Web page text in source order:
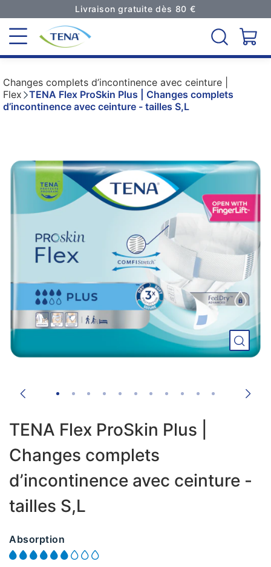
Livraison gratuite dès 80 €
Changes complets d’incontinence avec ceinture |
Flex
TENA Flex ProSkin Plus | Changes complets
d’incontinence avec ceinture - tailles S,L
TENA Flex ProSkin Plus |
Changes complets
d’incontinence avec ceinture -
tailles S,L
Absorption